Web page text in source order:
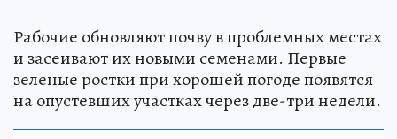
Рабочие обновляют почву в проблемных местах
и засеивают их новыми семенами. Первые
зеленые ростки при хорошей погоде появятся
на опустевших участках через две-три недели.